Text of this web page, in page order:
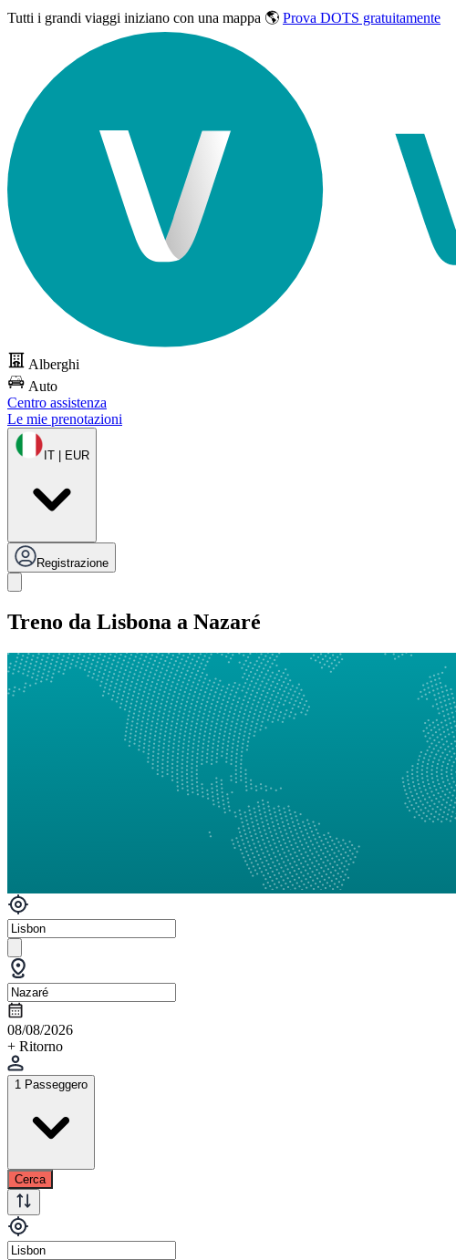
Tutti i grandi viaggi iniziano con una mappa 🌎 Prova DOTS gratuitamente
Alberghi
Auto
Centro assistenza
Le mie prenotazioni
IT | EUR
Registrazione
Treno da Lisbona a Nazaré
08/08/2026
+ Ritorno
1 Passeggero
Cerca